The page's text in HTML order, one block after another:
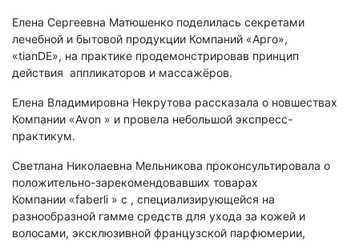
Елена Сергеевна Матюшенко поделилась секретами
лечебной и бытовой продукции Компаний «Арго»,
«tianDE», на практике продемонстрировав принцип
действия аппликаторов и массажёров.
Елена Владимировна Некрутова рассказала о новшествах
Компании «Avon » и провела небольшой экспресс-
практикум.
Светлана Николаевна Мельникова проконсультировала о
положительно-зарекомендовавших товарах
Компании «faberli » c , специализирующейся на
разнообразной гамме средств для ухода за кожей и
волосами, эксклюзивной французской парфюмерии,